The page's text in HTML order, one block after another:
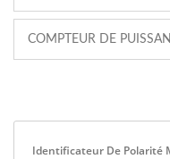
COMPTEUR DE
Identificateur De Polarité